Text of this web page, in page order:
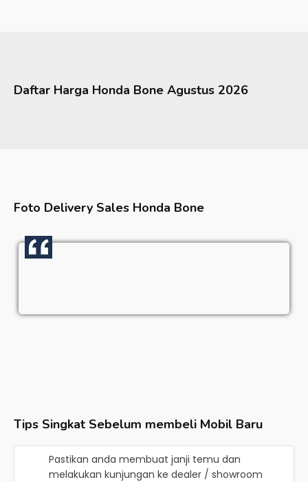
Daftar Harga Honda Bone Agustus 2026
Foto Delivery Sales Honda Bone
Tips Singkat Sebelum membeli Mobil Baru
Pastikan anda membuat janji temu dan
melakukan kunjungan ke dealer / showroom